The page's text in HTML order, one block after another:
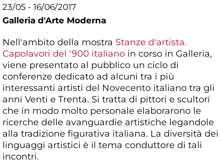
23/05 - 16/06/2017
Galleria d'Arte Moderna
Nell'ambito della mostra Stanze d'artista.
Capolavori del '900 italiano in corso in Galleria,
viene presentato al pubblico un ciclo di
conferenze dedicato ad alcuni tra i più
interessanti artisti del Novecento italiano tra gli
anni Venti e Trenta. Si tratta di pittori e scultori
che in modo molto personale elaborarono le
ricerche delle avanguardie artistiche legandole
alla tradizione figurativa italiana. La diversità dei
linguaggi artistici è il tema conduttore di tali
incontri.